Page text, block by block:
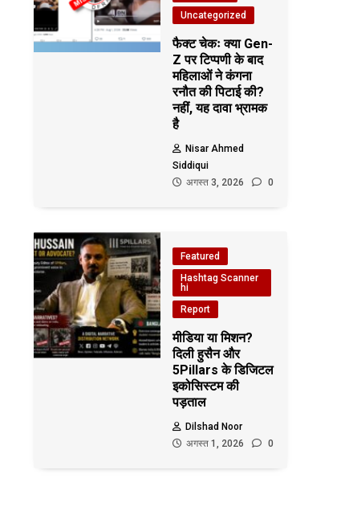
Uncategorized
फैक्ट चेकः क्या Gen-
Z पर टिप्पणी के बाद
महिलाओं ने कंगना
रनौत की पिटाई की?
नहीं, यह दावा भ्रामक
है
Nisar Ahmed
Siddiqui
अगस्त 3, 2026
0
Featured
Hashtag Scanner
hi
Report
मीडिया या मिशन?
दिली हुसैन और
5Pillars के डिजिटल
इकोसिस्टम की
पड़ताल
Dilshad Noor
अगस्त 1, 2026
0